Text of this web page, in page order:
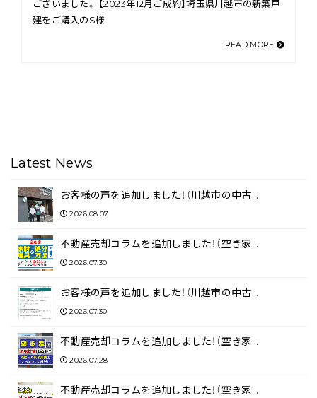
ございました。 【2023年12月ご成約】埼玉県川越市の新築戸
建をご購入のS様
READ MORE
Latest News
お客様の声を追加しました！（川越市の中古…
2026.08.07
不動産売却コラムを追加しました！（空き家…
2026.07.30
お客様の声を追加しました！（川越市の中古…
2026.07.30
不動産売却コラムを追加しました！（空き家…
2026.07.28
不動産売却コラムを追加しました！（空き家…